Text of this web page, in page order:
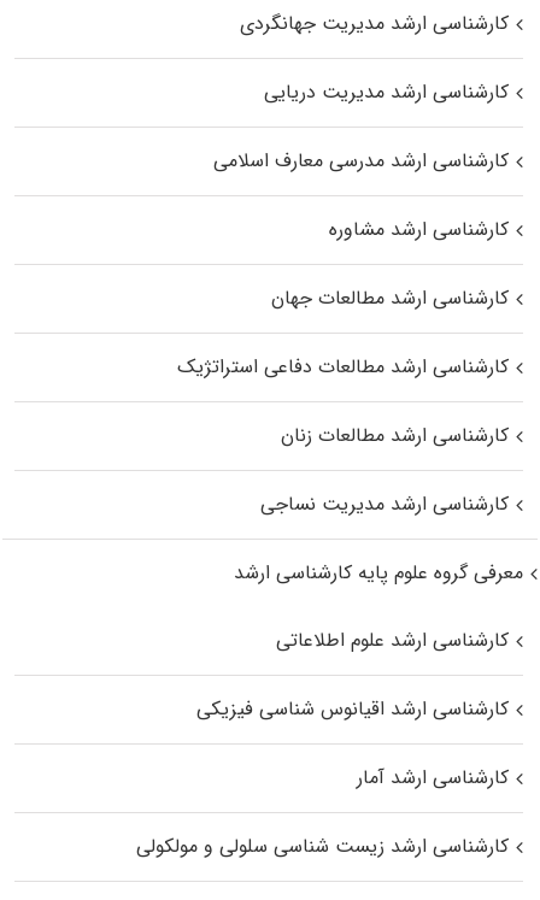
کارشناسی ارشد مدیریت جهانگردی
کارشناسی ارشد مدیریت دریایی
کارشناسی ارشد مدرسی معارف اسلامی
کارشناسی ارشد مشاوره
کارشناسی ارشد مطالعات جهان
کارشناسی ارشد مطالعات دفاعی استراتژیک
کارشناسی ارشد مطالعات زنان
کارشناسی ارشد مدیریت نساجی
معرفی گروه علوم پایه کارشناسی ارشد
کارشناسی ارشد علوم اطلاعاتی
کارشناسی ارشد اقیانوس‌ شناسی فیزیکی
کارشناسی ارشد آمار
کارشناسی ارشد زیست شناسی سلولی و مولکولی